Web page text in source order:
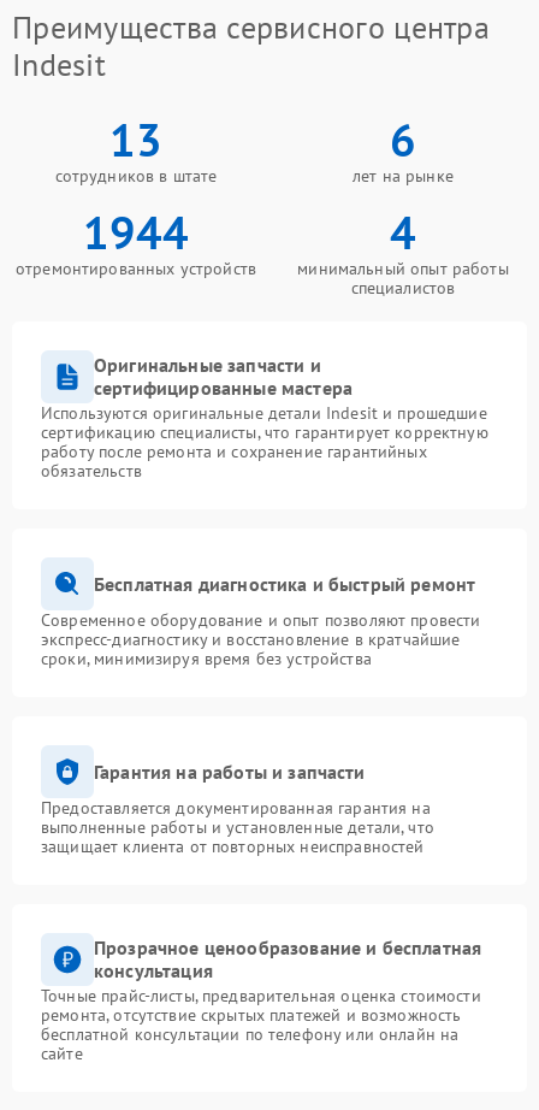
Преимущества сервисного центра
Indesit
13
сотрудников в штате
6
лет на рынке
1944
отремонтированных устройств
4
минимальный опыт работы
специалистов
Оригинальные запчасти и
сертифицированные мастера
Используются оригинальные детали Indesit и прошедшие
сертификацию специалисты, что гарантирует корректную
работу после ремонта и сохранение гарантийных
обязательств
Бесплатная диагностика и быстрый ремонт
Современное оборудование и опыт позволяют провести
экспресс-диагностику и восстановление в кратчайшие
сроки, минимизируя время без устройства
Гарантия на работы и запчасти
Предоставляется документированная гарантия на
выполненные работы и установленные детали, что
защищает клиента от повторных неисправностей
Прозрачное ценообразование и бесплатная
консультация
Точные прайс-листы, предварительная оценка стоимости
ремонта, отсутствие скрытых платежей и возможность
бесплатной консультации по телефону или онлайн на
сайте